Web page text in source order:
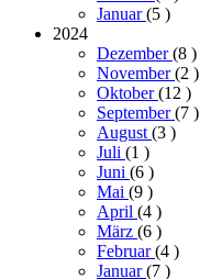
Januar(5 )
2024
Dezember(8 )
November(2 )
Oktober(12 )
September(7 )
August(3 )
Juli (1 )
Juni (6 )
Mai (9 )
April (4 )
März (6 )
Februar(4 )
Januar(7 )